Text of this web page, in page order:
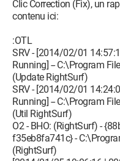
3);
Ligne Supprimée :
"Unknown");
Ligne Supprimée :
May 05 2012 09:36:24
Ligne Supprimée :
Ligne Supprimée :
Ligne Supprimée :
false);
Ligne Supprimée :
Ligne Supprimée :
Clic Correction (Fix), un
contenu ici:
:OTL
SRV - [2014/02/01
Running] -- C:\Program
(Update RightSurf)
SRV - [2014/02/01
Running] -- C:\Program
(Util RightSurf)
O2 - BHO: (RightSurf) -
f35eb8fa741c} -
(RightSurf)